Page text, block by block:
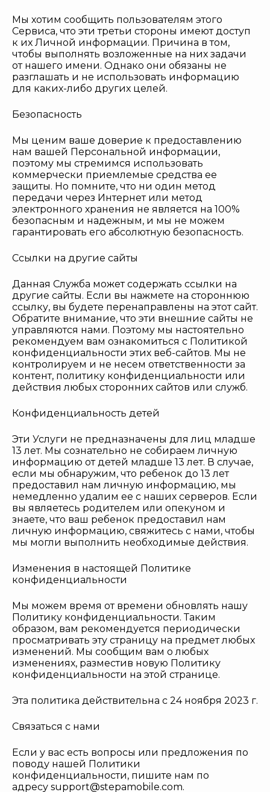
Мы хотим сообщить пользователям этого
Сервиса, что эти третьи стороны имеют доступ
к их Личной информации. Причина в том,
чтобы выполнять возложенные на них задачи
от нашего имени. Однако они обязаны не
разглашать и не использовать информацию
для каких-либо других целей.
Безопасность
Мы ценим ваше доверие к предоставлению
нам вашей Персональной информации,
поэтому мы стремимся использовать
коммерчески приемлемые средства ее
защиты. Но помните, что ни один метод
передачи через Интернет или метод
электронного хранения не является на 100%
безопасным и надежным, и мы не можем
гарантировать его абсолютную безопасность.
Ссылки на другие сайты
Данная Служба может содержать ссылки на
другие сайты. Если вы нажмете на стороннюю
ссылку, вы будете перенаправлены на этот сайт.
Обратите внимание, что эти внешние сайты не
управляются нами. Поэтому мы настоятельно
рекомендуем вам ознакомиться с Политикой
конфиденциальности этих веб-сайтов. Мы не
контролируем и не несем ответственности за
контент, политику конфиденциальности или
действия любых сторонних сайтов или служб.
Конфиденциальность детей
Эти Услуги не предназначены для лиц младше
13 лет. Мы сознательно не собираем личную
информацию от детей младше 13 лет. В случае,
если мы обнаружим, что ребенок до 13 лет
предоставил нам личную информацию, мы
немедленно удалим ее с наших серверов. Если
вы являетесь родителем или опекуном и
знаете, что ваш ребенок предоставил нам
личную информацию, свяжитесь с нами, чтобы
мы могли выполнить необходимые действия.
Изменения в настоящей Политике
конфиденциальности
Мы можем время от времени обновлять нашу
Политику конфиденциальности. Таким
образом, вам рекомендуется периодически
просматривать эту страницу на предмет любых
изменений. Мы сообщим вам о любых
изменениях, разместив новую Политику
конфиденциальности на этой странице.
Эта политика действительна с 24 ноября 2023 г.
Связаться с нами
Если у вас есть вопросы или предложения по
поводу нашей Политики
конфиденциальности, пишите нам по
адресу support@stepamobile.com.